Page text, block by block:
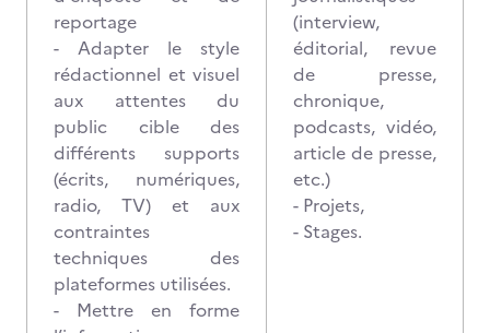
reportage
- Adapter le style
rédactionnel et visuel
aux attentes du
public cible des
différents supports
(écrits, numériques,
radio, TV) et aux
contraintes
techniques des
plateformes utilisées.
- Mettre en forme
(interview,
éditorial, revue
de presse,
chronique,
podcasts, vidéo,
article de presse,
etc.)
- Projets,
- Stages.